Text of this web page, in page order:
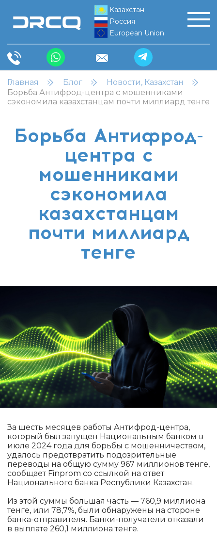
Казахстан
Россия
European Union
Главная Блог
Новости, Казахстан
Борьба Антифрод-центра с мошенниками
сэкономила казахстанцам почти миллиард тенге
Борьба Антифрод-
центра с
мошенниками
сэкономила
казахстанцам
почти миллиард
тенге
За шесть месяцев работы Антифрод-центра,
который был запущен Национальным банком в
июле 2024 года для борьбы с мошенничеством,
удалось предотвратить подозрительные
переводы на общую сумму 967 миллионов тенге,
сообщает Finprom со ссылкой на ответ
Национального банка Республики Казахстан.
Из этой суммы большая часть — 760,9 миллиона
тенге, или 78,7%, были обнаружены на стороне
банка-отправителя. Банки-получатели отказали
в выплате 260,1 миллиона тенге.